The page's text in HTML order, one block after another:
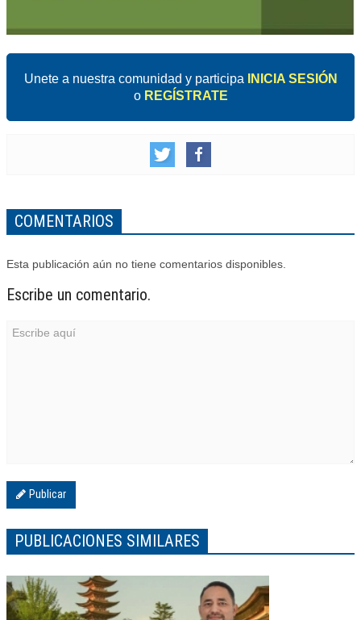
Unete a nuestra comunidad y participa
INICIA SESIÓN
o REGÍSTRATE
COMENTARIOS
Esta publicación aún no tiene comentarios disponibles.
Escribe un comentario.
Publicar
PUBLICACIONES SIMILARES